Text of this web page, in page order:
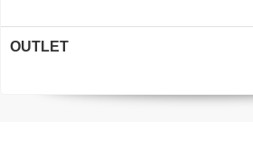
OUTLET